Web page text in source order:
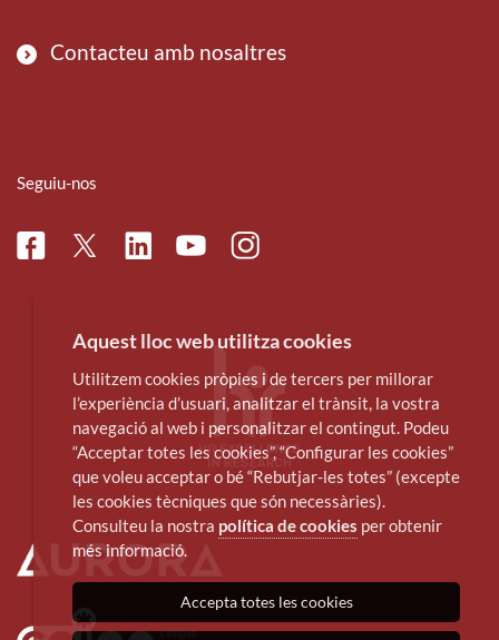
Contacteu amb nosaltres
Seguiu-nos
FacebookTwitterLinkedinYoutubeInstagram
Aquest lloc web utilitza cookies
Utilitzem cookies pròpies i de tercers per millorar
l’experiència d’usuari, analitzar el trànsit, la vostra
navegació al web i personalitzar el contingut. Podeu
“Acceptar totes les cookies”, “Configurar les cookies”
que voleu acceptar o bé “Rebutjar-les totes” (excepte
les cookies tècniques que són necessàries).
Consulteu la nostra política de cookies per obtenir
més informació.
Accepta totes les cookies